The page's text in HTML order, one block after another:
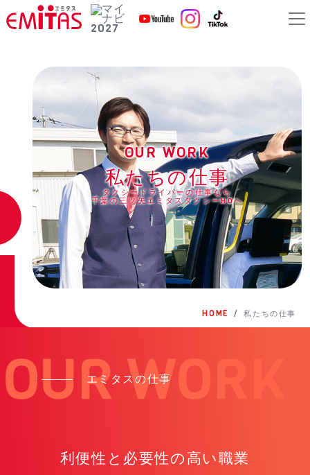
OUR WORK
私たちの仕事
タクシードライバーの仕事なら
千葉の三ツ矢エミタスタクシーHDヘ
HOME 私たちの仕事
エミタスの仕事
利便性と必要性の高い職業